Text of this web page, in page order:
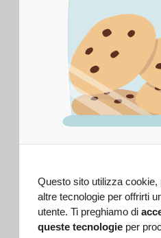
Questo sito utilizza cookie,
altre tecnologie per offrirti
utente. Ti preghiamo di
queste tecnologie per
DIFFICOLTÀ FACILE
PREPARAZIONE 30
COTTURA 45 min
INGREDIENTI
Cacao zuccherato
50 g